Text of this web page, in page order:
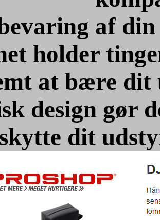
af
holder
at bære dit
design gør
dit